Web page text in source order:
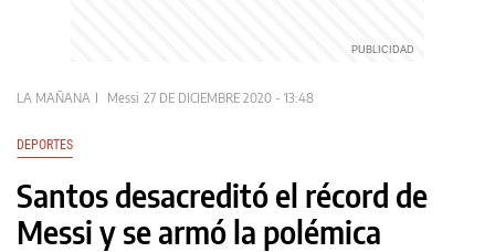
LA MAÑANA Messi 27 DE DICIEMBRE 2020 - 13:48
DEPORTES
Santos desacreditó el récord de
Messi y se armó la polémica